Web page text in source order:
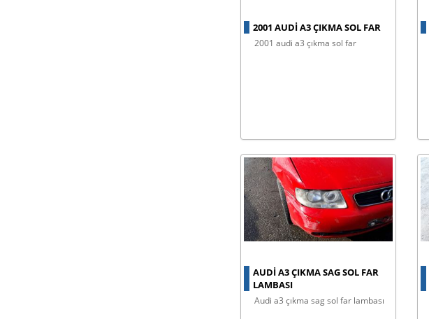
2001 AUDI A3 ÇIKMA SOL FAR
2001 audi a3 çıkma sol far
AUDI A3 ÇIKMA SAG SOL FAR
LAMBASI
audi a3 çıkma sag sol far lambası